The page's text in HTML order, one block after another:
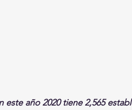
este año 2020 tiene 2,565